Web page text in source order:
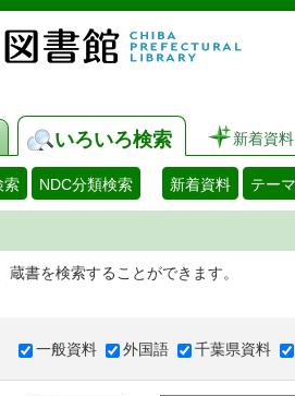
いろいろ検索 新着資料
索 NDC分類検索 新着資料 テー
書を検索することができます。
一般資料 外国語 千葉県資料